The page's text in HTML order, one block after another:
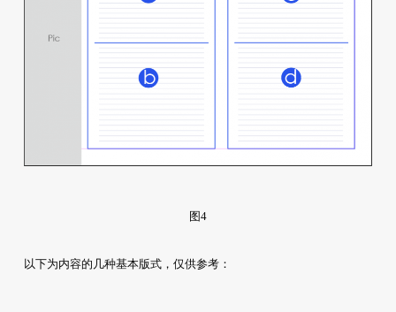
图4
以下为内容的几种基本版式，仅供参考：